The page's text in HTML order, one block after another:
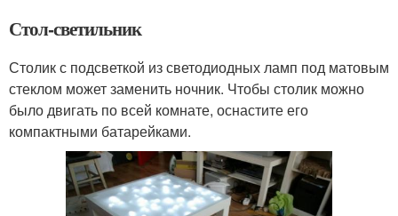
Стол-светильник
Столик с подсветкой из светодиодных ламп под матовым
стеклом может заменить ночник. Чтобы столик можно
было двигать по всей комнате, оснастите его
компактными батарейками.